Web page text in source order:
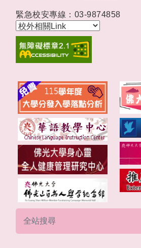
緊急校安專線：03-9874858